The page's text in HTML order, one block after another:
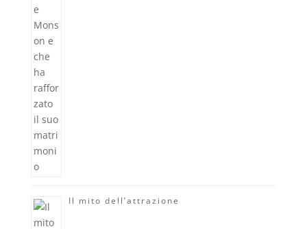
Il mito dell’attrazione